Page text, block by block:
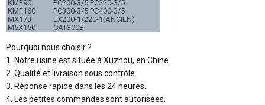
KMF90
PC200-3/5 PC220-3/5
KMF160
PC300-3/5 PC400-3/5
MX173
EX200-1/220-1(ANCIEN)
M5X150
CAT300B
Pourquoi nous choisir ?
1. Notre usine est située à Xuzhou, en Chine.
2. Qualité et livraison sous contrôle.
3. Réponse rapide dans les 24 heures.
4. Les petites commandes sont autorisées.